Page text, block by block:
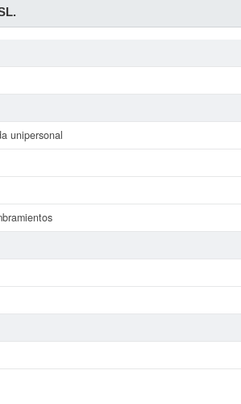
unipersonal